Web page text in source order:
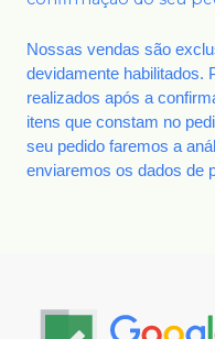
Nossas vendas são
devidamente habilitados.
realizados após a
itens que constam no
seu pedido faremos a
enviaremos os dados de